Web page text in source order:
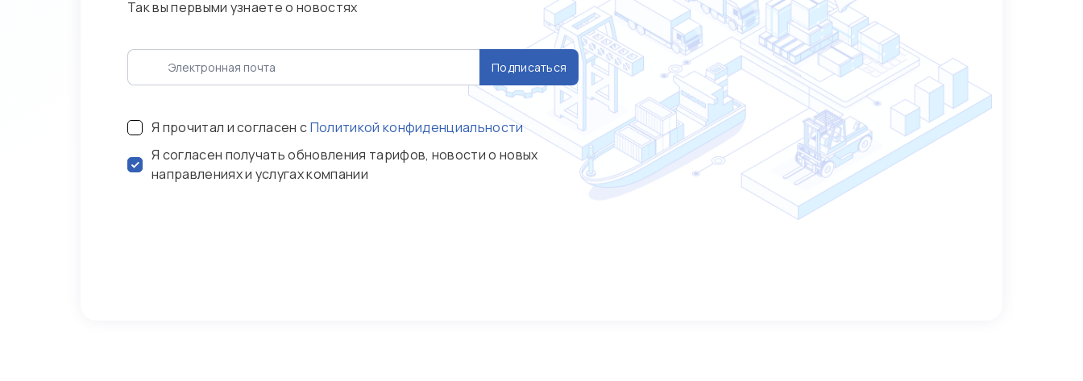
Так вы первыми узнаете о новостях
Подписаться
Я прочитал и согласен сПолитикой конфиденциальности
Я согласен получать обновления тарифов, новости о новых
направлениях и услугах компании